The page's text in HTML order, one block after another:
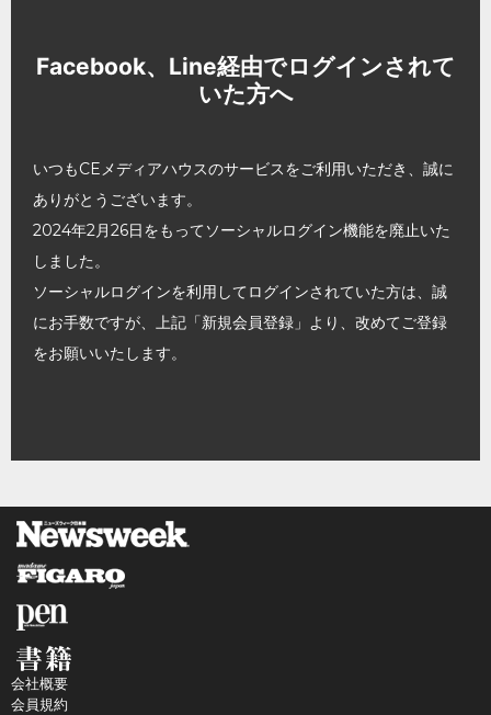
Facebook、Line経由でログインされて
いた方へ
いつもCEメディアハウスのサービスをご利用いただき、誠に
ありがとうございます。
2024年2月26日をもってソーシャルログイン機能を廃止いた
しました。
ソーシャルログインを利用してログインされていた方は、誠
にお手数ですが、上記「新規会員登録」より、改めてご登録
をお願いいたします。
会社概要
会員規約